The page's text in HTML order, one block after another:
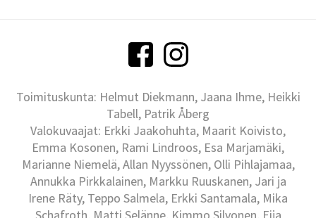
Toimituskunta: Helmut Diekmann, Jaana Ihme, Heikki
Tabell, Patrik Åberg
Valokuvaajat: Erkki Jaakohuhta, Maarit Koivisto,
Emma Kosonen, Rami Lindroos, Esa Marjamäki,
Marianne Niemelä, Allan Nyyssönen, Olli Pihlajamaa,
Annukka Pirkkalainen, Markku Ruuskanen, Jari ja
Irene Räty, Teppo Salmela, Erkki Santamala, Mika